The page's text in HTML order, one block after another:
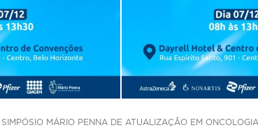
SIMPÓSIO MÁRIO PENNA DE ATUALIZAÇÃO EM